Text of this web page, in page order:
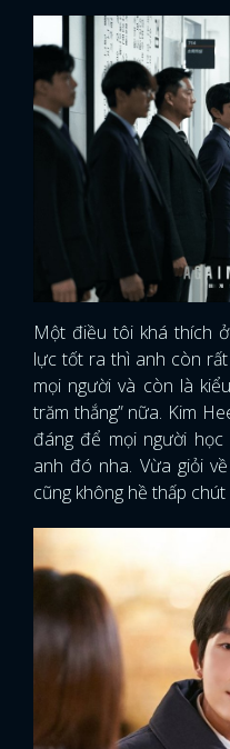
Một điều tôi khá thích
lực tốt ra thì anh còn
mọi người và còn là
trăm thắng” nữa. Kim
đáng để mọi người
anh đó nha. Vừa giỏi
cũng không hề thấp